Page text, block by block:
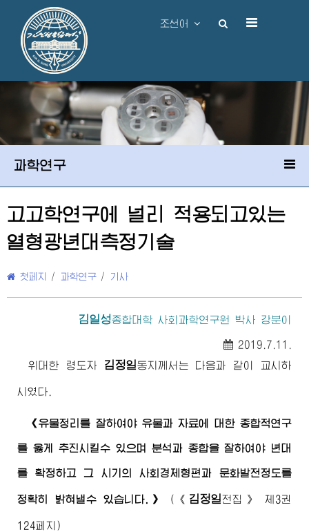
조선어
과학연구
고고학연구에 널리 적용되고있는
열형광년대측정기술
첫페지 / 과학연구 / 기사
김일성종합대학 사회과학연구원 박사 강분이
2019.7.11.
위대한
령도자 김정일동지 께서는 다음과 같이 교시하
시였다.
《유물정리를 잘하여야 유물과 자료에 대한 종합적연구
를 옳게 추진시킬수 있으며 분석과 종합을 잘하여야 년대
를 확정하고 그 시기의 사회경제형편과 문화발전정도를
정확히 밝혀낼수 있습니다.》 ( 《 김정일전집》 제3권
124페지)